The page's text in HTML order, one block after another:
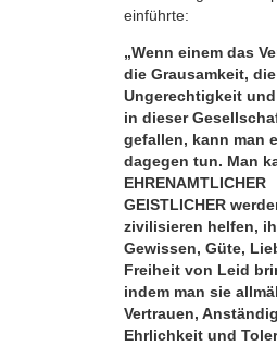
einführte:
„Wenn einem das
die Grausamkeit, die
Ungerechtigkeit
in dieser
gefallen, kann man
dagegen tun. Man
EHRENAMTLICHER
GEISTLICHER
zivilisieren helfen,
Gewissen, Güte,
Freiheit von Leid
indem man sie
Vertrauen,
Ehrlichkeit und